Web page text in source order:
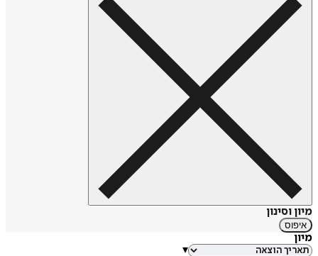
מיון וסינון
איפוס
מיון
▾